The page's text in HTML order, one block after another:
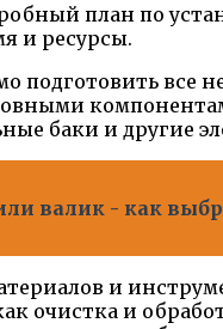
план по
и ресурсы.
подготовить все
баки и другие
валик - как
и
очистка и